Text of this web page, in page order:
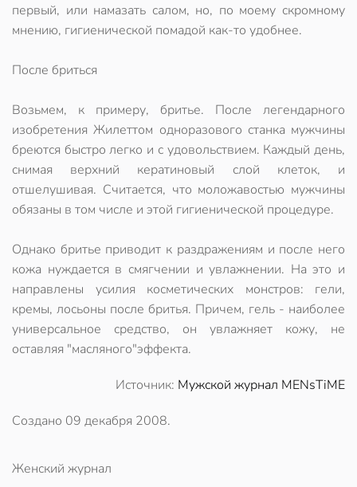
первый, или намазать салом, но, по моему скромному
мнению, гигиенической помадой как-то удобнее.
После бриться
Возьмем, к примеру, бритье. После легендарного
изобретения Жилеттом одноразового станка мужчины
бреются быстро легко и с удовольствием. Каждый день,
снимая верхний кератиновый слой клеток, и
отшелушивая. Считается, что моложавостью мужчины
обязаны в том числе и этой гигиенической процедуре.
Однако бритье приводит к раздражениям и после него
кожа нуждается в смягчении и увлажнении. На это и
направлены усилия косметических монстров: гели,
кремы, лосьоны после бритья. Причем, гель - наиболее
универсальное средство, он увлажняет кожу, не
оставляя "масляного"эффекта.
Источник: Мужской журнал MENsTiME
Создано 09 декабря 2008.
Женский журнал